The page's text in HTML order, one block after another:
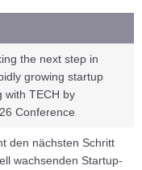
the next step in
growing startup
with TECH by
Conference
den nächsten Schritt
wachsenden Startup-